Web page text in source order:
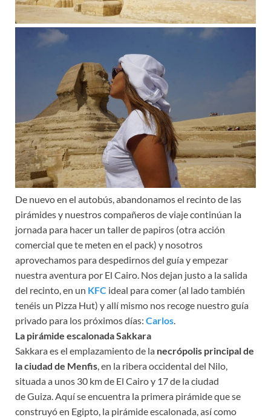
De nuevo en el autobús, abandonamos el recinto de las
pirámides y nuestros compañeros de viaje continúan la
jornada para hacer un taller de papiros (otra acción
comercial que te meten en el pack) y nosotros
aprovechamos para despedirnos del guía y empezar
nuestra aventura por El Cairo. Nos dejan justo a la salida
del recinto, en un KFC ideal para comer (al lado también
tenéis un Pizza Hut) y allí mismo nos recoge nuestro guía
privado para los próximos días: Carlos.
La pirámide escalonada Sakkara
Sakkara es el emplazamiento de la necrópolis principal de
la ciudad de Menfis, en la ribera occidental del Nilo,
situada a unos 30 km de El Cairo y 17 de la ciudad
de Guiza. Aquí se encuentra la primera pirámide que se
construyó en Egipto, la pirámide escalonada, así como